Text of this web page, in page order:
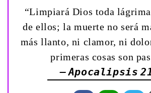
“Limpiará Dios toda
de ellos; la muerte no será
más llanto, ni clamor, ni
primeras cosas son
— Apocalipsis